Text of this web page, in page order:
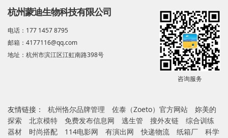
杭州蒙迪生物科技有限公司
电话：177 1457 8795
邮箱：4177116@qq.com
地址：杭州市滨江区江虹南路398号
咨询服务
友情链接： 杭州恪尔品牌管理 佐泰（Zoeto）官方网站
妳美的
探索
北京模特 免费发布信息网 逃生管 搜外友链
综合训练
器材
时尚搭配 114电影网 有演出网 快递物流 纸箱厂 科学